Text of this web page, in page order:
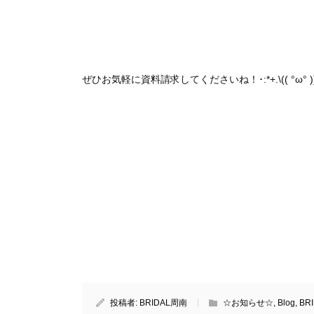
ぜひお気軽に資料請求してくださいね！･:*+.\(( °ω°
投稿者: BRIDAL周南 ☆お知らせ☆ Blog